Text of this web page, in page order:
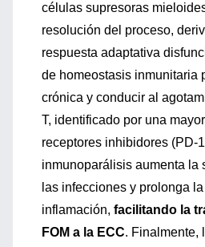
células supresoras
resolución del proceso,
respuesta adaptativa
de homeostasis inmunitaria
crónica y conducir al
T, identificado por una
receptores inhibidores (PD-
inmunoparálisis aumenta la
las infecciones y prolonga la
inflamación, facilitando la
FOM a la ECC. Finalmente,